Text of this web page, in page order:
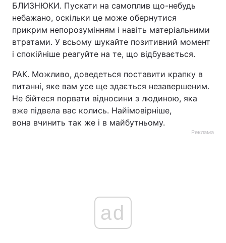
БЛИЗНЮКИ. Пускати на самоплив що-небудь
небажано, оскільки це може обернутися
прикрим непорозумінням і навіть матеріальними
втратами. У всьому шукайте позитивний момент
і спокійніше реагуйте на те, що відбувається.
РАК. Можливо, доведеться поставити крапку в
питанні, яке вам усе ще здається незавершеним.
Не бійтеся порвати відносини з людиною, яка
вже підвела вас колись. Найімовірніше,
вона вчинить так же і в майбутньому.
Реклама
ad